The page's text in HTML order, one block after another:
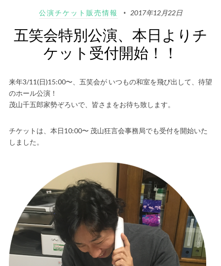
公演チケット販売情報 2017年12月22日
五笑会特別公演、本日よりチ
ケット受付開始！！
来年3/11(日)15:00〜、五笑会が いつもの和室を飛び出して、待望
のホール公演！
茂山千五郎家勢ぞろいで、皆さまをお待ち致します。
チケットは、本日10:00〜 茂山狂言会事務局でも受付を開始いた
しました。